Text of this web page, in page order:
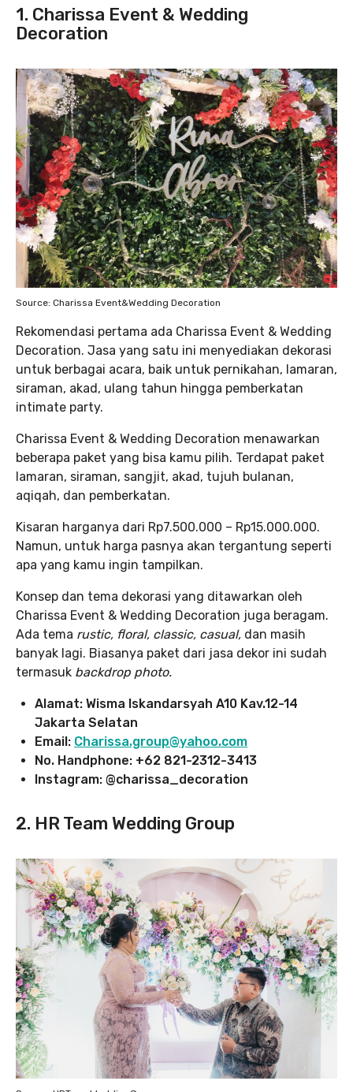
1. Charissa Event & Wedding
Decoration
Source: Charissa Event&Wedding Decoration
Rekomendasi pertama ada Charissa Event & Wedding
Decoration. Jasa yang satu ini menyediakan dekorasi
untuk berbagai acara, baik untuk pernikahan, lamaran,
siraman, akad, ulang tahun hingga pemberkatan
intimate party.
Charissa Event & Wedding Decoration menawarkan
beberapa paket yang bisa kamu pilih. Terdapat paket
lamaran, siraman, sangjit, akad, tujuh bulanan,
aqiqah, dan pemberkatan.
Kisaran harganya dari Rp7.500.000 – Rp15.000.000.
Namun, untuk harga pasnya akan tergantung seperti
apa yang kamu ingin tampilkan.
Konsep dan tema dekorasi yang ditawarkan oleh
Charissa Event & Wedding Decoration juga beragam.
Ada tema rustic, floral, classic, casual, dan masih
banyak lagi. Biasanya paket dari jasa dekor ini sudah
termasuk backdrop photo.
Alamat: Wisma Iskandarsyah A10 Kav.12-14
Jakarta Selatan
Email: Charissa.group@yahoo.com
No. Handphone: +62 821-2312-3413
Instagram: @charissa_decoration
2. HR Team Wedding Group